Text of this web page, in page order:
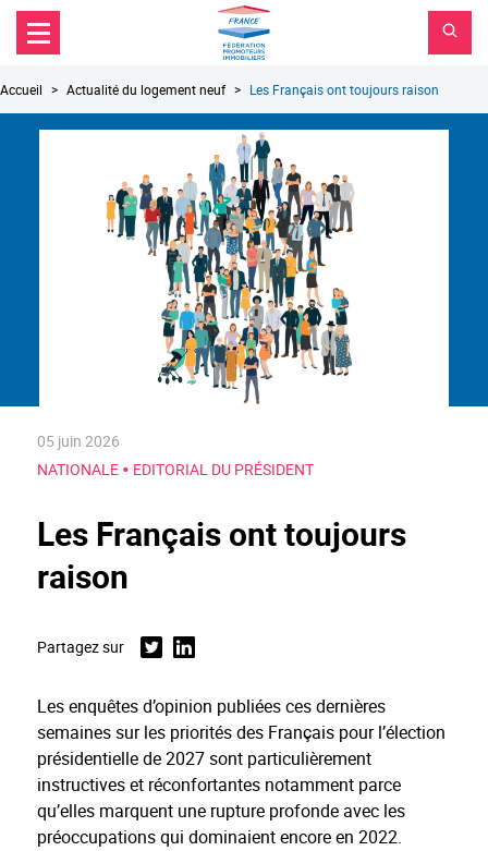
Aller au contenu principal
Aller au menu principal
Aller à la recherche
FPI
France
Accueil Actualité du logement neuf Les Français ont toujours raison
05 juin 2026
NATIONALE • EDITORIAL DU PRÉSIDENT
Les Français ont toujours
raison
Partagez sur TwitterLinkedin
Les enquêtes d’opinion publiées ces dernières
semaines sur les priorités des Français pour l’élection
présidentielle de 2027 sont particulièrement
instructives et réconfortantes notamment parce
qu’elles marquent une rupture profonde avec les
préoccupations qui dominaient encore en 2022.